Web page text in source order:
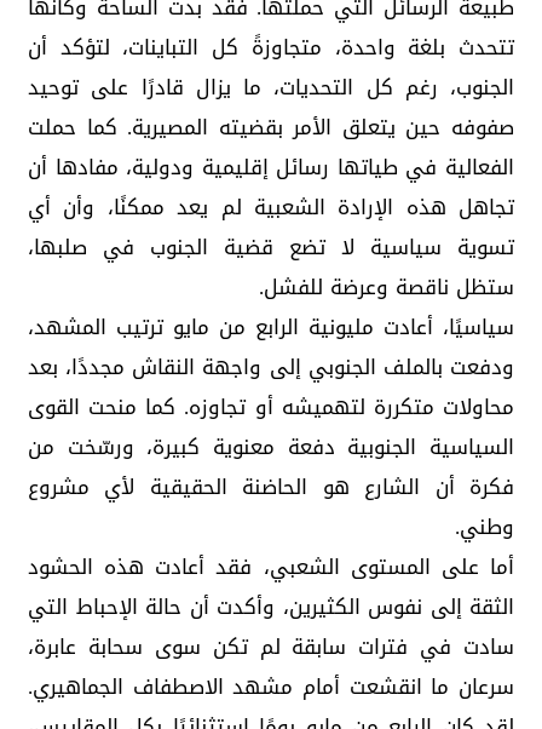
تتحدث بلغة واحدة، متجاوزةً كل التباينات، لتؤكد أن
الجنوب، رغم كل التحديات، ما يزال قادرًا على توحيد
صفوفه حين يتعلق الأمر بقضيته المصيرية. كما حملت
الفعالية في طياتها رسائل إقليمية ودولية، مفادها أن
تجاهل هذه الإرادة الشعبية لم يعد ممكنًا، وأن أي
تسوية سياسية لا تضع قضية الجنوب في صلبها،
ستظل ناقصة وعرضة للفشل.
سياسيًا، أعادت مليونية الرابع من مايو ترتيب المشهد،
ودفعت بالملف الجنوبي إلى واجهة النقاش مجددًا، بعد
محاولات متكررة لتهميشه أو تجاوزه. كما منحت القوى
السياسية الجنوبية دفعة معنوية كبيرة، ورسّخت من
فكرة أن الشارع هو الحاضنة الحقيقية لأي مشروع
وطني.
أما على المستوى الشعبي، فقد أعادت هذه الحشود
الثقة إلى نفوس الكثيرين، وأكدت أن حالة الإحباط التي
سادت في فترات سابقة لم تكن سوى سحابة عابرة،
سرعان ما انقشعت أمام مشهد الاصطفاف الجماهيري.